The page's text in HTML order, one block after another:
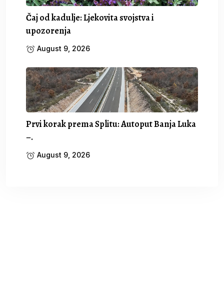
Čaj od kadulje: Ljekovita svojstva i
upozorenja
August 9, 2026
Prvi korak prema Splitu: Autoput Banja Luka
–.
August 9, 2026